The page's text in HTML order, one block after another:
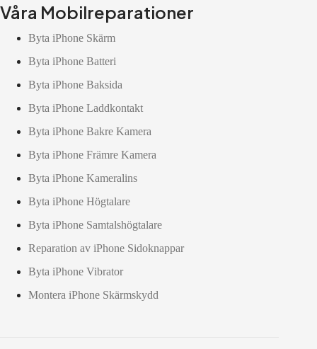
Våra Mobilreparationer
Byta iPhone Skärm
Byta iPhone Batteri
Byta iPhone Baksida
Byta iPhone Laddkontakt
Byta iPhone Bakre Kamera
Byta iPhone Främre Kamera
Byta iPhone Kameralins
Byta iPhone Högtalare
Byta iPhone Samtalshögtalare
Reparation av iPhone Sidoknappar
Byta iPhone Vibrator
Montera iPhone Skärmskydd